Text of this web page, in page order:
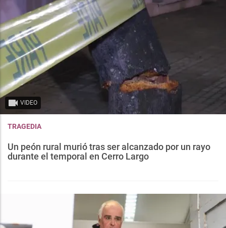
VIDEO
TRAGEDIA
Un peón rural murió tras ser alcanzado por un rayo
durante el temporal en Cerro Largo